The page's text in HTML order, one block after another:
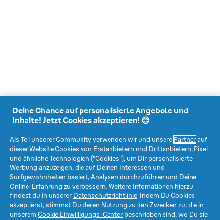
Deine Chance auf personalisierte Angebote und
Inhalte! Jetzt Cookies akzeptieren! 😊
Als Teil unserer Community verwenden wir und unsere Partnerauf
dieser Website Cookies von Erstanbietern und Drittanbietern, Pixel
und ähnliche Technologien ("Cookies"), um Dir personalisierte
Werbung anzuzeigen, die auf Deinen Interessen und
Surfgewohnheiten basiert, Analysen durchzuführen und Deine
Online-Erfahrung zu verbessern. Weitere Infomationen hierzu
findest du in unserer Datenschutzrichtlinie. Indem Du Cookies
akzeptierst, stimmst Du deren Nutzung zu den Zwecken zu, die in
unserem Cookie Einwilligungs-Center beschrieben sind, wo Du sie